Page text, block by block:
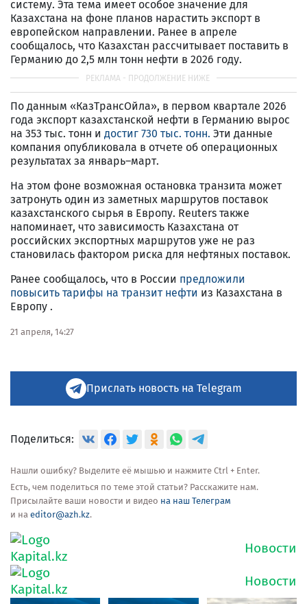
систему. Эта тема имеет особое значение для
Казахстана на фоне планов нарастить экспорт в
европейском направлении. Ранее в апреле
сообщалось, что Казахстан рассчитывает поставить в
Германию до 2,5 млн тонн нефти в 2026 году.
По данным «КазТрансОйла», в первом квартале 2026
года экспорт казахстанской нефти в Германию вырос
на 353 тыс. тонн и достиг 730 тыс. тонн. Эти данные
компания опубликовала в отчете об операционных
результатах за январь–март.
На этом фоне возможная остановка транзита может
затронуть один из заметных маршрутов поставок
казахстанского сырья в Европу. Reuters также
напоминает, что зависимость Казахстана от
российских экспортных маршрутов уже не раз
становилась фактором риска для нефтяных поставок.
Ранее сообщалось, что в России предложили
повысить тарифы на транзит нефти из Казахстана в
Европу .
21 апреля, 14:27
Прислать новость на Telegram
Поделиться:
Нашли ошибку? Выделите её мышью и нажмите Ctrl + Enter.
Есть, чем поделиться по теме этой статьи? Расскажите нам.
Присылайте ваши новости и видео на наш Телеграм
и на editor@azh.kz.